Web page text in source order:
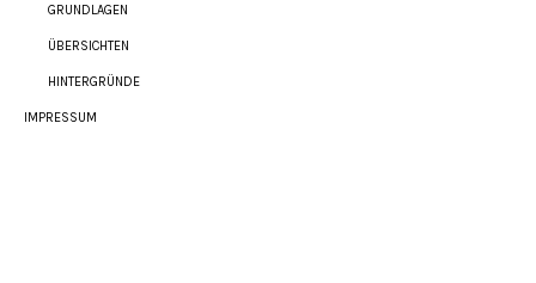
GRUNDLAGEN
ÜBERSICHTEN
HINTERGRÜNDE
IMPRESSUM